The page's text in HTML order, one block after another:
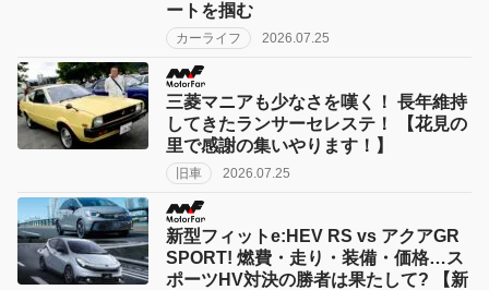
ートを掴む
カーライフ 2026.07.25
三菱マニアも少なさを嘆く！ 長年維持
してきたランサーセレステ！ 【花見の
里で感謝の集いやります！】
旧車 2026.07.25
新型フィットe:HEV RS vs アクアGR
SPORT! 燃費・走り・装備・価格…ス
ポーツHV対決の勝者は果たして? 【新